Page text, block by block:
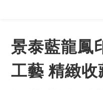
景泰藍龍鳳
工藝 精緻